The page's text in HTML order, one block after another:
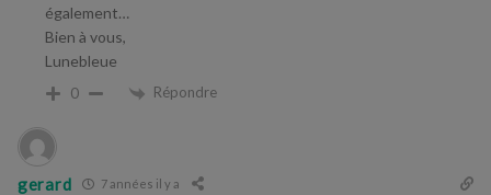
également…
Bien à vous,
Lunebleue
0 Répondre
gerard 7 années il y a